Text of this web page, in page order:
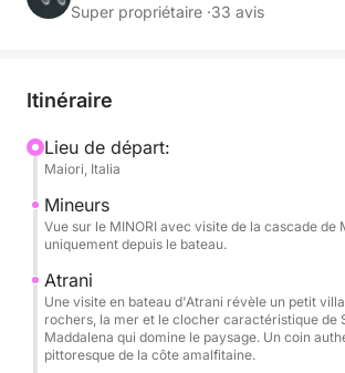
intégralité, en combinant navigation
l'une des côtes les plus
Méditerranée, admirant Amalfi,
depuis la mer, avec leurs falaises
couleurs uniques. Des arrêts
permettront de vous baigner dans des
cristallines et de profiter de la mer
tandis qu'à bord, vous pourrez vous
les confortables ponts et à l'ombre du
les heures les plus chaudes de la
Super propriétaire ·33 avis
Itinéraire
Lieu de départ:
Maiori, Italia
Mineurs
Vue sur le MINORI avec visite de la cascade de
uniquement depuis le bateau.
Atrani
Une visite en bateau d'Atrani révèle un petit
rochers, la mer et le clocher caractéristique de
Maddalena qui domine le paysage. Un coin
pittoresque de la côte amalfitaine.